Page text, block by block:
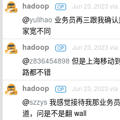
hadoop OP Jun 23, 2023 via
@yulihao 业务员再三跟我确
家宽不同
hadoop OP Jun 23, 2023 via
@z836454898 但是上海移动
路都不错
hadoop OP Jun 23, 2023 via
@szzys 我感觉接待我那业务
道，问是不是翻 wall